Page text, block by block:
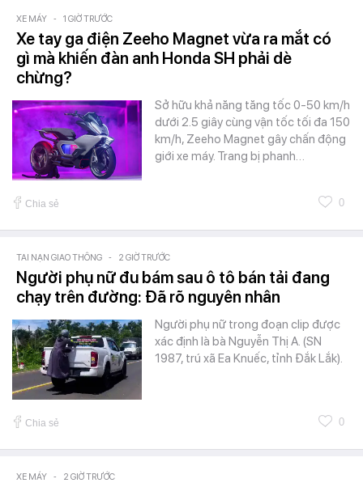
XE MÁY - 1 GIỜ TRƯỚC
Xe tay ga điện Zeeho Magnet vừa ra mắt có
gì mà khiến đàn anh Honda SH phải dè
chừng?
Sở hữu khả năng tăng tốc 0-50 km/h
dưới 2.5 giây cùng vận tốc tối đa 150
km/h, Zeeho Magnet gây chấn động
giới xe máy. Trang bị phanh…
Chia sẻ 0
TAI NẠN GIAO THÔNG - 2 GIỜ TRƯỚC
Người phụ nữ đu bám sau ô tô bán tải đang
chạy trên đường: Đã rõ nguyên nhân
Người phụ nữ trong đoạn clip được
xác định là bà Nguyễn Thị A. (SN
1987, trú xã Ea Knuếc, tỉnh Đắk Lắk).
Chia sẻ 0
XE MÁY - 2 GIỜ TRƯỚC